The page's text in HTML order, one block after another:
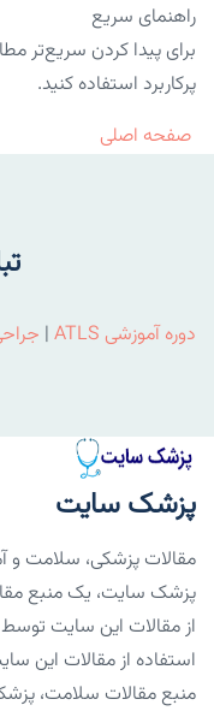
راهنمای سریع
برای پیدا کردن سریع‌تر
پرکاربرد استفاده کنید.
صفحه اصلی
دوره آموزشی ATLS |
پزشک سایت
مقالات پزشکی، سلامت و
پزشک سایت، یک منبع
از مقالات این سایت
استفاده از مقالات این
منبع مقالات سلامت،